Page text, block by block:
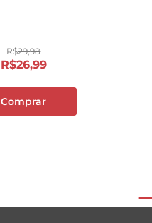
R$29,98
R$26,99
Comprar